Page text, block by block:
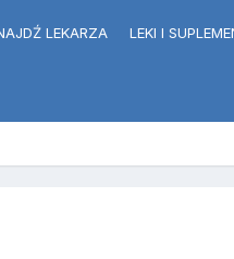
LEKARZA LEKI I